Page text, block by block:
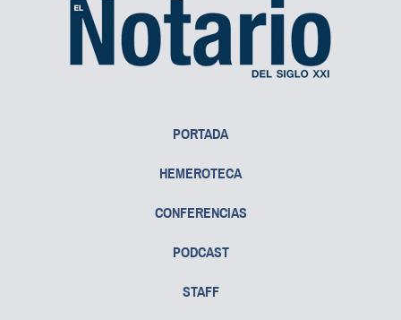
PORTADA
HEMEROTECA
CONFERENCIAS
PODCAST
STAFF